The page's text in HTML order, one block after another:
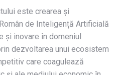
este crearea și
de Inteligență Artificială
și inovare în domeniul
dezvoltarea unui ecosistem
care coagulează